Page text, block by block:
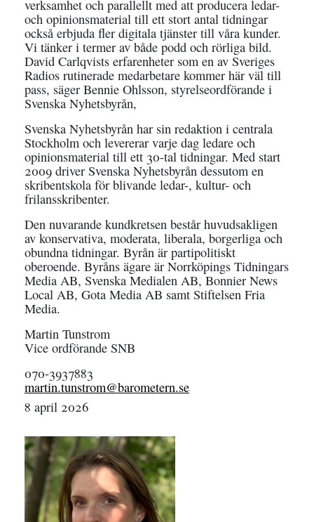
verksamhet och parallellt med att producera ledar-
och opinionsmaterial till ett stort antal tidningar
också erbjuda fler digitala tjänster till våra kunder.
Vi tänker i termer av både podd och rörliga bild.
David Carlqvists erfarenheter som en av Sveriges
Radios rutinerade medarbetare kommer här väl till
pass, säger Bennie Ohlsson, styrelseordförande i
Svenska Nyhetsbyrån,
Svenska Nyhetsbyrån har sin redaktion i centrala
Stockholm och levererar varje dag ledare och
opinionsmaterial till ett 30-tal tidningar. Med start
2009 driver Svenska Nyhetsbyrån dessutom en
skribentskola för blivande ledar-, kultur- och
frilansskribenter.
Den nuvarande kundkretsen består huvudsakligen
av konservativa, moderata, liberala, borgerliga och
obundna tidningar. Byrån är partipolitiskt
oberoende. Byråns ägare är Norrköpings Tidningars
Media AB, Svenska Medialen AB, Bonnier News
Local AB, Gota Media AB samt Stiftelsen Fria
Media.
Martin Tunstrom
Vice ordförande SNB
070-3937883
martin.tunstrom@barometern.se
8 april 2026